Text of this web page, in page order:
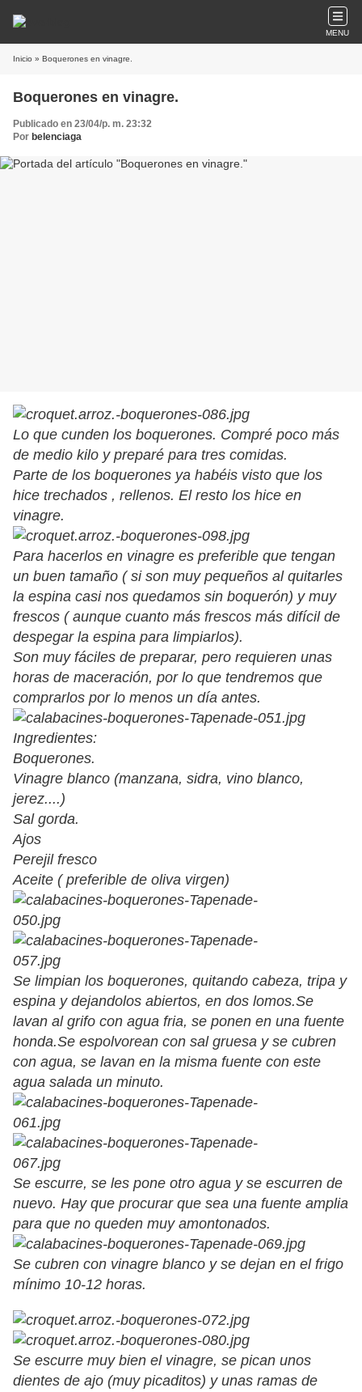
MENU
Inicio » Boquerones en vinagre.
Boquerones en vinagre.
Publicado en 23/04/p. m. 23:32
Por belenciaga
Lo que cunden los boquerones. Compré poco más
de medio kilo y preparé para tres comidas.
Parte de los boquerones ya habéis visto que los
hice trechados , rellenos. El resto los hice en
vinagre.
Para hacerlos en vinagre es preferible que tengan
un buen tamaño ( si son muy pequeños al quitarles
la espina casi nos quedamos sin boquerón) y muy
frescos ( aunque cuanto más frescos más difícil de
despegar la espina para limpiarlos).
Son muy fáciles de preparar, pero requieren unas
horas de maceración, por lo que tendremos que
comprarlos por lo menos un día antes.
Ingredientes:
Boquerones.
Vinagre blanco (manzana, sidra, vino blanco,
jerez....)
Sal gorda.
Ajos
Perejil fresco
Aceite ( preferible de oliva virgen)
Se limpian los boquerones, quitando cabeza, tripa y
espina y dejandolos abiertos, en dos lomos.Se
lavan al grifo con agua fria, se ponen en una fuente
honda.Se espolvorean con sal gruesa y se cubren
con agua, se lavan en la misma fuente con este
agua salada un minuto.
Se escurre, se les pone otro agua y se escurren de
nuevo. Hay que procurar que sea una fuente amplia
para que no queden muy amontonados.
Se cubren con vinagre blanco y se dejan en el frigo
mínimo 10-12 horas.
Se escurre muy bien el vinagre, se pican unos
dientes de ajo (muy picaditos) y unas ramas de